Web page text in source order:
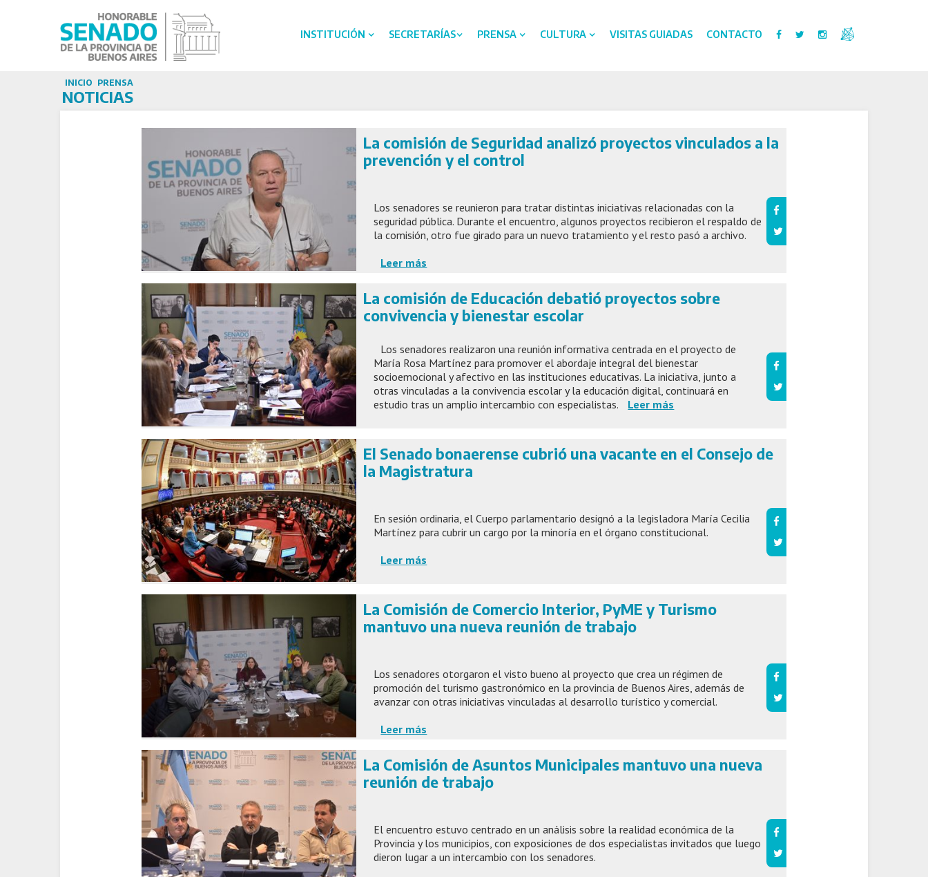
INSTITUCIÓN SECRETARÍAS PRENSA CULTURA VISITAS GUIADAS CONTACTO
INICIO PRENSA
NOTICIAS
La comisión de Seguridad analizó proyectos vinculados a la
prevención y el control
Los senadores se reunieron para tratar distintas iniciativas relacionadas con la
seguridad pública. Durante el encuentro, algunos proyectos recibieron el respaldo de
la comisión, otro fue girado para un nuevo tratamiento y el resto pasó a archivo.
Leer más
La comisión de Educación debatió proyectos sobre
convivencia y bienestar escolar
Los senadores realizaron una reunión informativa centrada en el proyecto de
María Rosa Martínez para promover el abordaje integral del bienestar
socioemocional y afectivo en las instituciones educativas. La iniciativa, junto a
otras vinculadas a la convivencia escolar y la educación digital, continuará en
estudio tras un amplio intercambio con especialistas.
Leer más
El Senado bonaerense cubrió una vacante en el Consejo de
la Magistratura
En sesión ordinaria, el Cuerpo parlamentario designó a la legisladora María Cecilia
Martínez para cubrir un cargo por la minoría en el órgano constitucional.
Leer más
La Comisión de Comercio Interior, PyME y Turismo
mantuvo una nueva reunión de trabajo
Los senadores otorgaron el visto bueno al proyecto que crea un régimen de
promoción del turismo gastronómico en la provincia de Buenos Aires, además de
avanzar con otras iniciativas vinculadas al desarrollo turístico y comercial.
Leer más
La Comisión de Asuntos Municipales mantuvo una nueva
reunión de trabajo
El encuentro estuvo centrado en un análisis sobre la realidad económica de la
Provincia y los municipios, con exposiciones de dos especialistas invitados que luego
dieron lugar a un intercambio con los senadores.